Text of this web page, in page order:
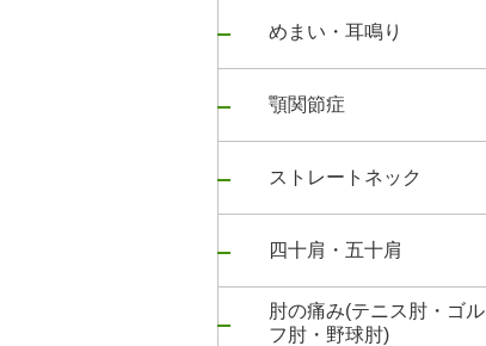
めまい・耳鳴り
顎関節症
ストレートネック
四十肩・五十肩
肘の痛み(テニス肘・ゴル
フ肘・野球肘)